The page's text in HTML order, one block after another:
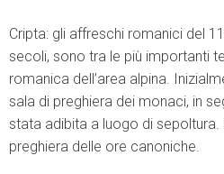
Cripta: gli affreschi romanici del
secoli, sono tra le più importanti
romanica dell’area alpina.
sala di preghiera dei monaci, in
stata adibita a luogo di
preghiera delle ore canoniche.